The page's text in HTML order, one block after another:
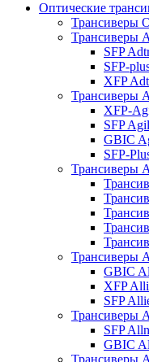
Оптические
Трансиверы
Трансиверы
SFP
SFP-
XFP
Трансиверы
XFP-
SFP
GBIC
SFP-
Трансиверы
Трансиверы
GBIC
XFP
SFP
Трансиверы
SFP
GBIC
Трансиверы